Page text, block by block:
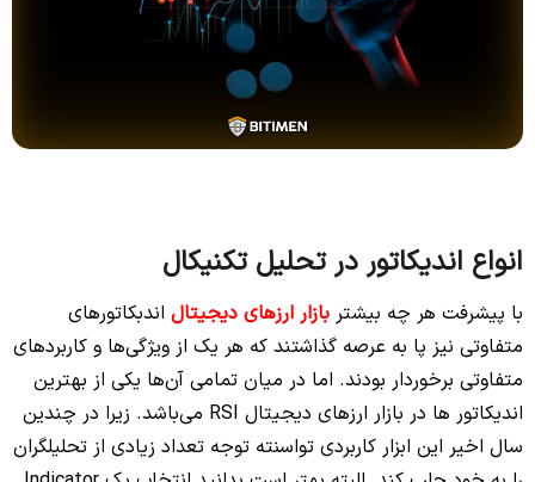
انواع اندیکاتور در تحلیل تکنیکال
با پیشرفت هر چه بیشتر بازار ارزهای دیجیتال اندبکاتورهای
متفاوتی نیز پا به عرصه گذاشتند که هر یک از ویژگی‌ها و کاربردهای
متفاوتی برخوردار بودند. اما در میان تمامی آن‌ها یکی از بهترین
اندیکاتور ها در بازار ارزهای دیجیتال RSI می‌باشد. زیرا در چندین
سال اخیر این ابزار کاربردی تواسنته توجه تعداد زیادی از تحلیلگران